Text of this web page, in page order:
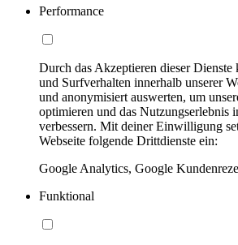
Performance
Durch das Akzeptieren dieser
und Surfverhalten innerhalb unserer
und anonymisiert auswerten, um
optimieren und das Nutzungserlebnis
verbessern. Mit deiner Einwilligung
Webseite folgende Drittdienste ein:
Google Analytics, Google
Funktional